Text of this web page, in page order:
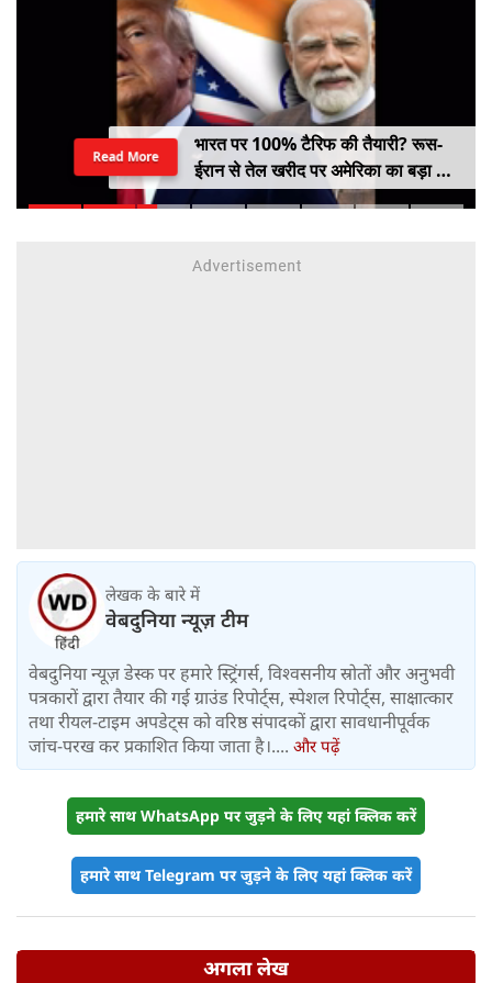
भारत पर 100% टैरिफ की तैयारी? रूस-
ईरान से तेल खरीद पर अमेरिका का बड़ा वार,
सीनेट में बिल पास
Read More
लेखक के बारे में
वेबदुनिया न्यूज़ टीम
वेबदुनिया न्यूज़ डेस्क पर हमारे स्ट्रिंगर्स, विश्वसनीय स्रोतों और अनुभवी
पत्रकारों द्वारा तैयार की गई ग्राउंड रिपोर्ट्स, स्पेशल रिपोर्ट्स, साक्षात्कार
तथा रीयल-टाइम अपडेट्स को वरिष्ठ संपादकों द्वारा सावधानीपूर्वक
जांच-परख कर प्रकाशित किया जाता है।.... और पढ़ें
हमारे साथ WhatsApp पर जुड़ने के लिए यहां क्लिक करें
हमारे साथ Telegram पर जुड़ने के लिए यहां क्लिक करें
अगला लेख